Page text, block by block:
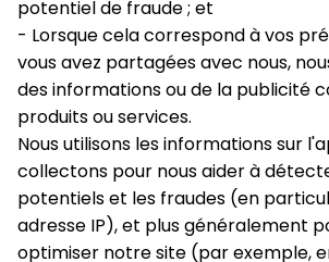
potentiel de fraude ; et
- Lorsque cela correspond à vos
vous avez partagées avec nous,
des informations ou de la publicité
produits ou services.
Nous utilisons les informations sur
collectons pour nous aider à
potentiels et les fraudes (en
adresse IP), et plus généralement
optimiser notre site (par exemple,